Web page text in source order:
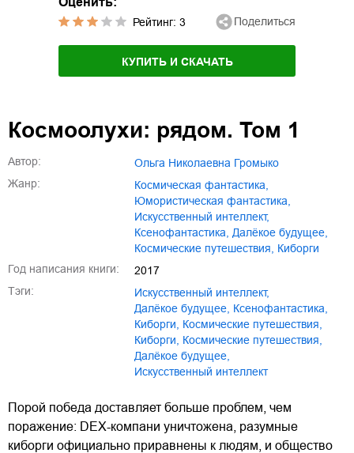
Рейтинг: 3 Поделиться
КУПИТЬ И СКАЧАТЬ
Космоолухи: рядом. Том 1
Автор:
Ольга Николаевна Громыко
Жанр:
космическая фантастика
юмористическая фантастика
искусственный интеллект,
ксенофантастика
далёкое будущее
космические путешествия
киборги
Год написания книги:
2017
Тэги:
искусственный интеллект,
далёкое будущее
ксенофантастика
киборги
космические путешествия
Киборги
Космические путешествия
Далёкое будущее
Искусственный интеллект
Порой победа доставляет больше проблем, чем
поражение: DEX-компани уничтожена, разумные
киборги официально приравнены к людям, и общество